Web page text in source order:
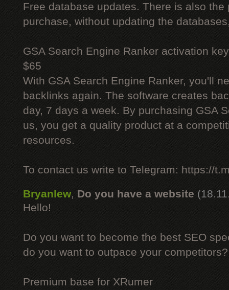
Free database updates. There is also
purchase, without updating the
GSA Search Engine Ranker activation key
$65
With GSA Search Engine Ranker, you'll
backlinks again. The software creates
day, 7 days a week. By purchasing GSA
us, you get a quality product at a
resources.
To contact us write to Telegram: https://
Bryanlew, Do you have a website
Hello!
Do you want to become the best SEO
do you want to outpace your competitors?
Premium base for XRumer